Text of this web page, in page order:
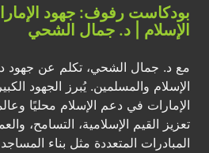
بودكاست رفوف: جهود
الإسلام | د. جمال الشحي
مع د. جمال الشحي، تكلم عن جهود
الإسلام والمسلمين. يُبرز الجهود
الإمارات في دعم الإسلام محليًا
تعزيز القيم الإسلامية، التسامح،
المبادرات المتعددة مثل بناء